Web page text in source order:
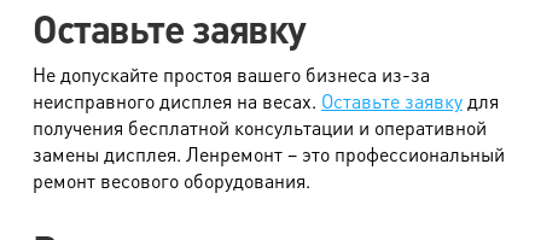
Оставьте заявку
Не допускайте простоя вашего бизнеса из-за
неисправного дисплея на весах. Оставьте заявкудля
получения бесплатной консультации и оперативной
замены дисплея. Ленремонт – это профессиональный
ремонт весового оборудования.